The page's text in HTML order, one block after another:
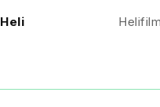
Heli Helifilm